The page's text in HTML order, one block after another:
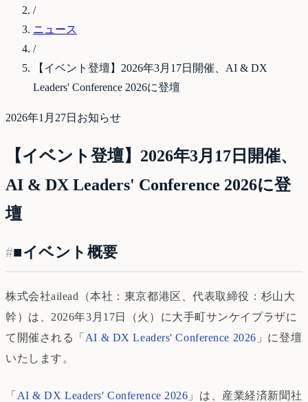
/
ニュース
/
【イベント登壇】2026年3月17日開催、AI & DX
Leaders' Conference 2026に登壇
2026年1月27日 お知らせ
【イベント登壇】2026年3月17日開催、
AI & DX Leaders' Conference 2026に登
壇
#■イベント概要
株式会社ailead（本社：東京都港区、代表取締役：杉山大
幹）は、2026年3月17日（火）に大手町サンケイプラザに
て開催される「 AI & DX Leaders' Conference 2026 」に登壇
いたします。
「 AI & DX Leaders' Conference 2026 」は、産業経済新聞社